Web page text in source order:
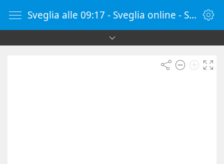
Sveglia alle 09:17 - Sveglia online - SvegliaOnline.it